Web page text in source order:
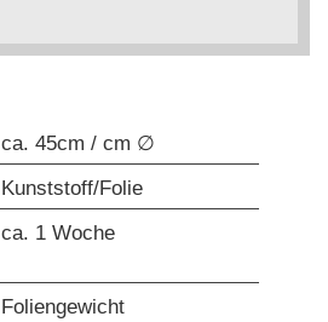
ca. 45cm / cm ∅
Kunststoff/Folie
ca. 1 Woche
Foliengewicht